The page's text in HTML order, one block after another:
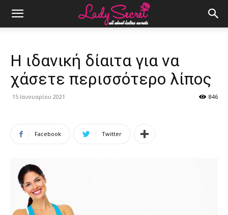
Η ιδανική δίαιτα για να
χάσετε περισσότερο λίπος
15 Ιανουαρίου 2021 846
Facebook Twitter